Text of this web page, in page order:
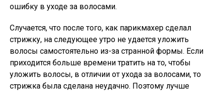
ошибку в уходе за волосами.
Случается, что после того, как парикмахер сделал
стрижку, на следующее утро не удается уложить
волосы самостоятельно из-за странной формы. Если
приходится больше времени тратить на то, чтобы
уложить волосы, в отличии от ухода за волосами, то
стрижка была сделана неудачно. Поэтому лучше